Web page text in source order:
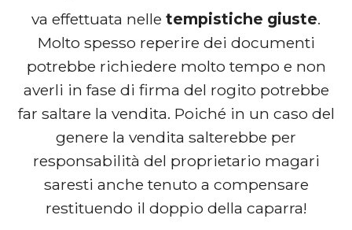
va effettuata nelle tempistiche giuste.
Molto spesso reperire dei documenti
potrebbe richiedere molto tempo e non
averli in fase di firma del rogito potrebbe
far saltare la vendita. Poiché in un caso del
genere la vendita salterebbe per
responsabilità del proprietario magari
saresti anche tenuto a compensare
restituendo il doppio della caparra!